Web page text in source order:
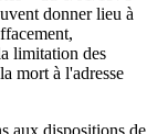
donner lieu à
limitation des
mort à l'adresse